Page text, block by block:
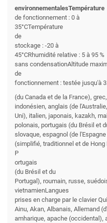
environnementalesTempérature
de fonctionnement : 0 à
35°CTempérature
de
stockage : -20 à
45°CRhumidité relative : 5 à 95 %
sans condensationAltitude
de
fonctionnement : testée jusqu'à 3.
(du Canada et de la France),
indonésien, anglais (de
Uni), italien, japonais, kazakh,
polonais, portugais (du Brésil et
slovaque, espagnol (de
(simplifié, traditionnel et de Hong
P
ortugais
(du Brésil et du
Portugal), roumain, russe,
vietnamienLangues
prises en charge par le clavier
Ainu, Akan, Albanais, Allemand
amharique, apache (occidental),